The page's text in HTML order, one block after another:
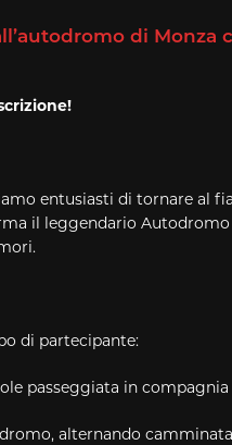
di Monza
entusiasti di tornare al
il leggendario
di partecipante:
passeggiata in compagnia
alternando